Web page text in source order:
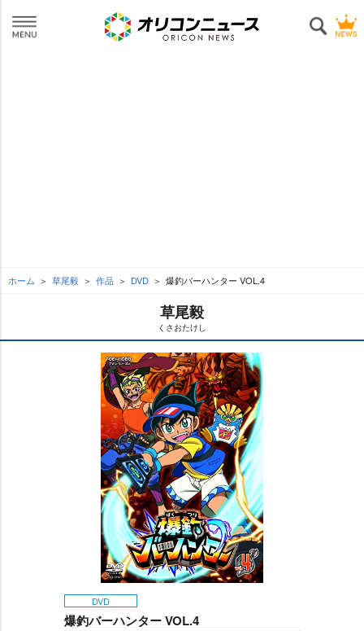
ホーム 草尾毅 作品 DVD 爆釣バーハンター VOL.4
草尾毅
くさおたけし
DVD
爆釣バーハンター VOL.4